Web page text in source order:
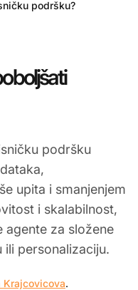
podršku?
podršku
upita i smanjenjem
i skalabilnost,
agente za složene
personalizaciju.
Krajcovicova.